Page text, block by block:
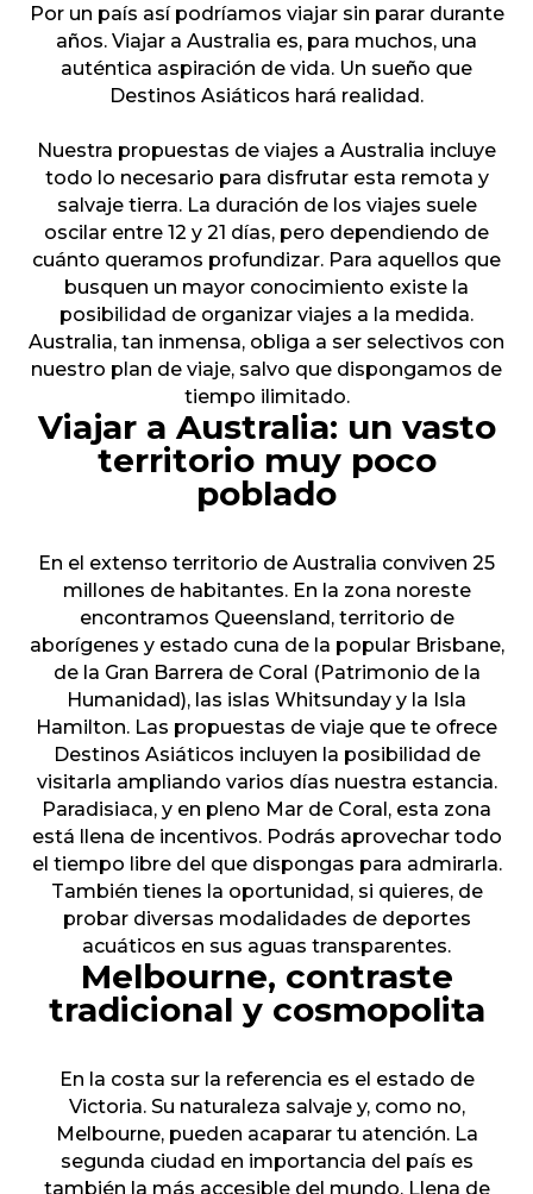
Por un país así podríamos viajar sin parar durante
años. Viajar a Australia es, para muchos, una
auténtica aspiración de vida. Un sueño que
Destinos Asiáticos hará realidad.
Nuestra propuestas de viajes a Australia incluye
todo lo necesario para disfrutar esta remota y
salvaje tierra. La duración de los viajes suele
oscilar entre 12 y 21 días, pero dependiendo de
cuánto queramos profundizar. Para aquellos que
busquen un mayor conocimiento existe la
posibilidad de organizar viajes a la medida.
Australia, tan inmensa, obliga a ser selectivos con
nuestro plan de viaje, salvo que dispongamos de
tiempo ilimitado.
Viajar a Australia: un vasto
territorio muy poco
poblado
En el extenso territorio de Australia conviven 25
millones de habitantes. En la zona noreste
encontramos Queensland, territorio de
aborígenes y estado cuna de la popular Brisbane,
de la Gran Barrera de Coral (Patrimonio de la
Humanidad), las islas Whitsunday y la Isla
Hamilton. Las propuestas de viaje que te ofrece
Destinos Asiáticos incluyen la posibilidad de
visitarla ampliando varios días nuestra estancia.
Paradisiaca, y en pleno Mar de Coral, esta zona
está llena de incentivos. Podrás aprovechar todo
el tiempo libre del que dispongas para admirarla.
También tienes la oportunidad, si quieres, de
probar diversas modalidades de deportes
acuáticos en sus aguas transparentes.
Melbourne, contraste
tradicional y cosmopolita
En la costa sur la referencia es el estado de
Victoria. Su naturaleza salvaje y, como no,
Melbourne, pueden acaparar tu atención. La
segunda ciudad en importancia del país es
también la más accesible del mundo. Llena de